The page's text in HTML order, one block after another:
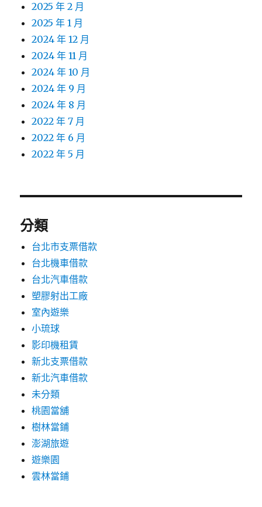
2025 年 2 月
2025 年 1 月
2024 年 12 月
2024 年 11 月
2024 年 10 月
2024 年 9 月
2024 年 8 月
2022 年 7 月
2022 年 6 月
2022 年 5 月
分類
台北市支票借款
台北機車借款
台北汽車借款
塑膠射出工廠
室內遊樂
小琉球
影印機租賃
新北支票借款
新北汽車借款
未分類
桃園當舖
樹林當鋪
澎湖旅遊
遊樂園
雲林當鋪